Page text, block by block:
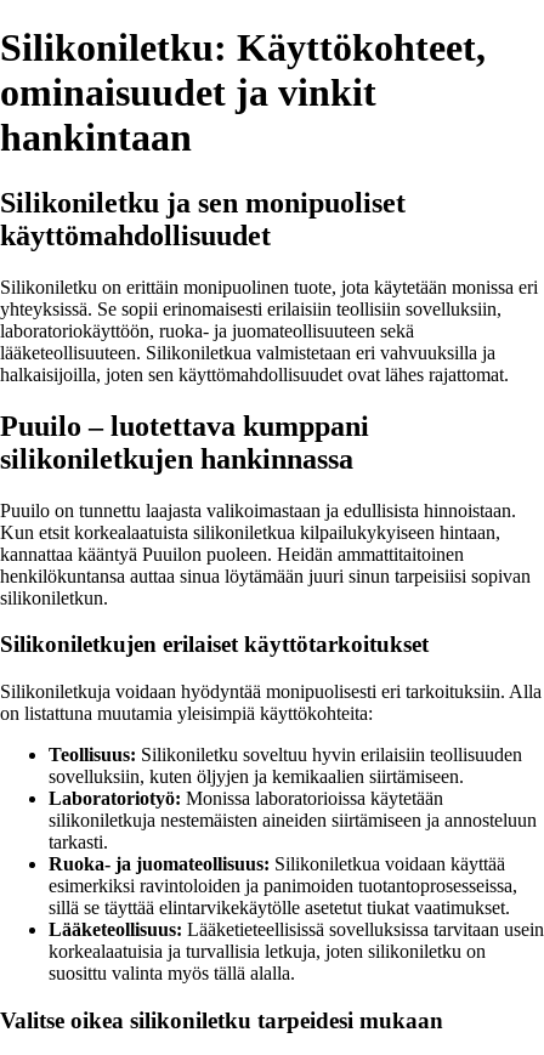
Silikoniletku: Käyttökohteet,
ominaisuudet ja vinkit
hankintaan
Silikoniletku ja sen monipuoliset
käyttömahdollisuudet
Silikoniletku on erittäin monipuolinen tuote, jota käytetään monissa eri
yhteyksissä. Se sopii erinomaisesti erilaisiin teollisiin sovelluksiin,
laboratoriokäyttöön, ruoka- ja juomateollisuuteen sekä
lääketeollisuuteen. Silikoniletkua valmistetaan eri vahvuuksilla ja
halkaisijoilla, joten sen käyttömahdollisuudet ovat lähes rajattomat.
Puuilo – luotettava kumppani
silikoniletkujen hankinnassa
Puuilo on tunnettu laajasta valikoimastaan ja edullisista hinnoistaan.
Kun etsit korkealaatuista silikoniletkua kilpailukykyiseen hintaan,
kannattaa kääntyä Puuilon puoleen. Heidän ammattitaitoinen
henkilökuntansa auttaa sinua löytämään juuri sinun tarpeisiisi sopivan
silikoniletkun.
Silikoniletkujen erilaiset käyttötarkoitukset
Silikoniletkuja voidaan hyödyntää monipuolisesti eri tarkoituksiin. Alla
on listattuna muutamia yleisimpiä käyttökohteita:
Teollisuus: Silikoniletku soveltuu hyvin erilaisiin teollisuuden
sovelluksiin, kuten öljyjen ja kemikaalien siirtämiseen.
Laboratoriotyö: Monissa laboratorioissa käytetään
silikoniletkuja nestemäisten aineiden siirtämiseen ja annosteluun
tarkasti.
Ruoka- ja juomateollisuus: Silikoniletkua voidaan käyttää
esimerkiksi ravintoloiden ja panimoiden tuotantoprosesseissa,
sillä se täyttää elintarvikekäytölle asetetut tiukat vaatimukset.
Lääketeollisuus: Lääketieteellisissä sovelluksissa tarvitaan usein
korkealaatuisia ja turvallisia letkuja, joten silikoniletku on
suosittu valinta myös tällä alalla.
Valitse oikea silikoniletku tarpeidesi mukaan